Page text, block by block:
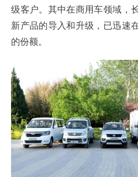
级客户。其中在商用车领域，
新产品的导入和升级，已迅速
的份额。